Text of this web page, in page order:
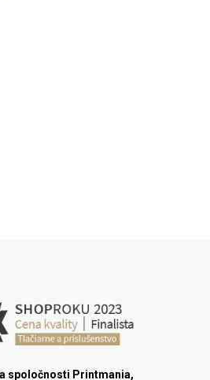
spoločnosti Printmania,